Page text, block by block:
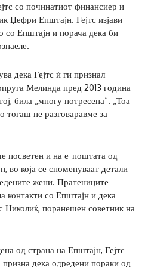
со починатиот финансиер и
Џефри Епштајн. Гејтс изјави
со Епштајн и порача дека би
дека Гејтс ѝ ги признал
Мелинда пред 2013 година
била „многу потресена“. „Тоа
тогаш не разговаравме за
посветен и на е-поштата од
во која се споменуваат детали
жени. Пратениците
контакти со Епштајн и дека
Николиќ, поранешен советник на
од страна на Епштајн, Гејтс
дека одредени пораки од